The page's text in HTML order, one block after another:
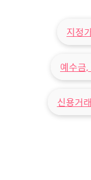
지정
예수금
신용거